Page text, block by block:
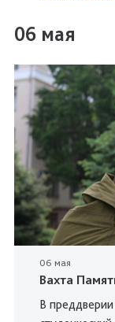
06 мая
06 мая
Вахта
В